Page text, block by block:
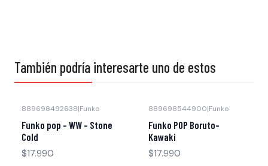
También podría interesarte uno de estos
889698492638|Funko
Funko pop - WW - Stone
Cold
$17.990
889698544900|Funko
Funko POP Boruto-
Kawaki
$17.990